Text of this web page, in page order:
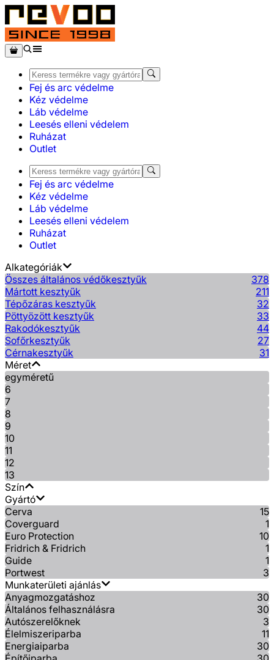
Fej és arc védelme
Kéz védelme
Láb védelme
Leesés elleni védelem
Ruházat
Outlet
Fej és arc védelme
Kéz védelme
Láb védelme
Leesés elleni védelem
Ruházat
Outlet
Alkategóriák
Összes általános védőkesztyűk
378
Mártott kesztyűk
211
Tépőzáras kesztyűk
32
Pöttyözött kesztyűk
33
Rakodókesztyűk
44
Sofőrkesztyűk
27
Cérnakesztyűk
31
Méret
egyméretű
6
7
8
9
10
11
12
13
Szín
Gyártó
Cerva
15
Coverguard
1
Euro Protection
10
Fridrich & Fridrich
1
Guide
1
Portwest
3
Munkaterületi ajánlás
Anyagmozgatáshoz
30
Általános felhasználásra
30
Autószerelőknek
3
Élelmiszeriparba
11
Energiaiparba
30